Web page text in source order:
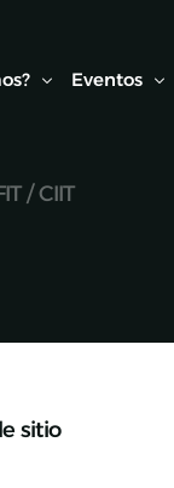
Eventos
Expo Rail
/ CIIT
sitio